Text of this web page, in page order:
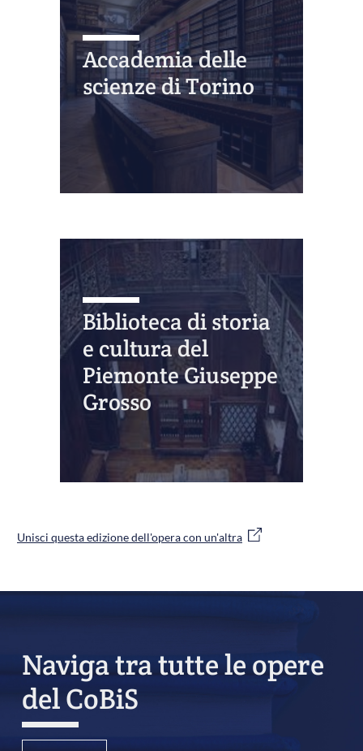
Accademia delle
scienze di Torino
Biblioteca di storia
e cultura del
Piemonte Giuseppe
Grosso
Unisci questa edizione dell'opera con un'altra
Naviga tra tutte le opere
del CoBiS